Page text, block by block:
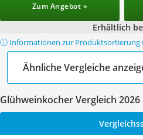
Zum Angebot »
Erhältlich
ⓘ Informationen zur Produktsortierung
Ähnliche Vergleiche
Glühweinkocher Vergleich